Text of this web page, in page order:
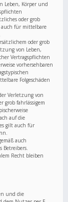
Leben, Körper und
oder grob
für mittelbare
oder grob
von Leben,
Vertragspflichten
vorhersehbaren
Folgeschäden
Verletzung von
grob fahrlässigem
auf die
gilt auch für
auch
Betreibers.
Recht bleiben
und die